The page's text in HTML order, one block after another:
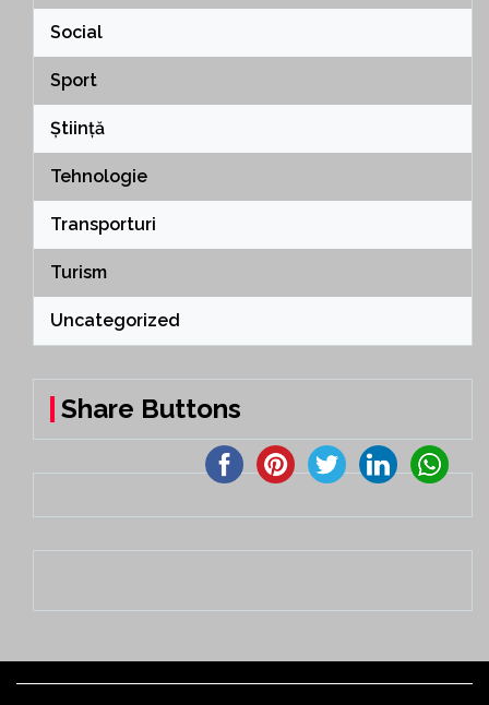
Social
Sport
Știință
Tehnologie
Transporturi
Turism
Uncategorized
Share Buttons